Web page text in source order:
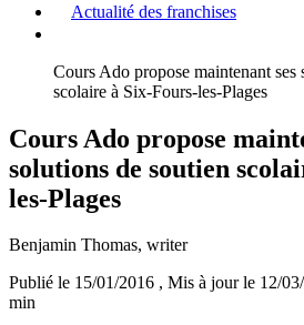
Actualité des franchises
Cours Ado propose maintenant ses
scolaire à Six-Fours-les-Plages
Cours Ado propose
solutions de soutien
les-Plages
Benjamin Thomas, writer
Publié le 15/01/2016 , Mis à jour le 12/
min